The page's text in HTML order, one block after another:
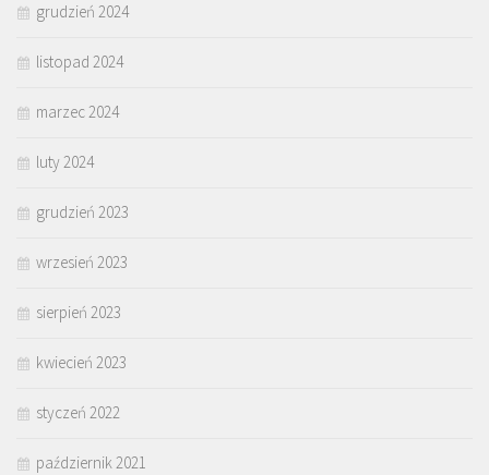
grudzień 2024
listopad 2024
marzec 2024
luty 2024
grudzień 2023
wrzesień 2023
sierpień 2023
kwiecień 2023
styczeń 2022
październik 2021